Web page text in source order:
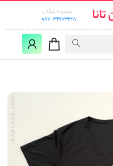
تانا
مشاوره رایگان:
087-33173228